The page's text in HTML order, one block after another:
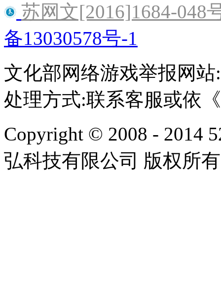
苏网文[2016]1684-048
备13030578号-1
文化部网络游戏举报网站
处理方式:联系客服或依
Copyright © 2008 - 2014
弘科技有限公司 版权所有